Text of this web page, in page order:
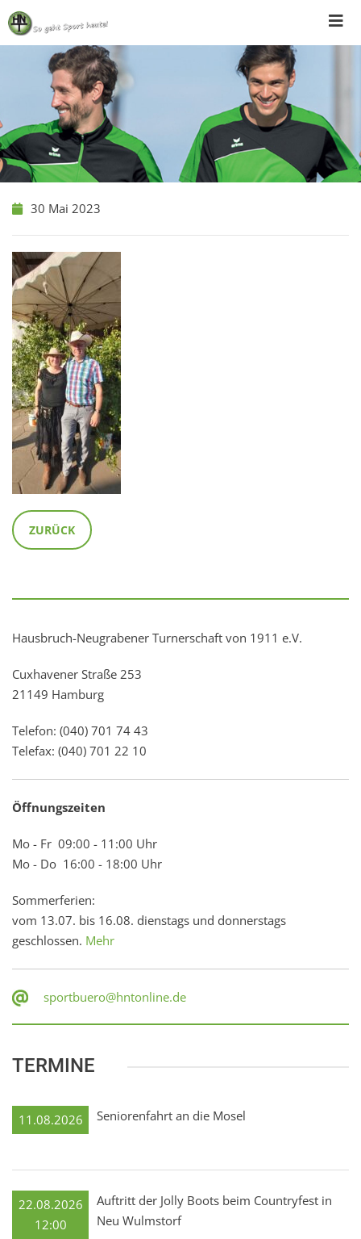
Skip
to
content
30 Mai 2023
ZURÜCK
Hausbruch-Neugrabener Turnerschaft von 1911 e.V.
Cuxhavener Straße 253
21149 Hamburg
Telefon: (040) 701 74 43
Telefax: (040) 701 22 10
Öffnungszeiten
Mo - Fr 09:00 - 11:00 Uhr
Mo - Do 16:00 - 18:00 Uhr
Sommerferien:
vom 13.07. bis 16.08. dienstags und donnerstags
geschlossen. Mehr
sportbuero@hntonline.de
TERMINE
11.08.2026 Seniorenfahrt an die Mosel
22.08.2026
12:00
Auftritt der Jolly Boots beim Countryfest in
Neu Wulmstorf